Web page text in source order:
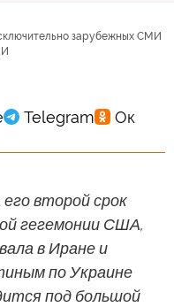
зарубежных СМИ
второй срок
гегемонии США,
в Иране и
по Украине
под большой